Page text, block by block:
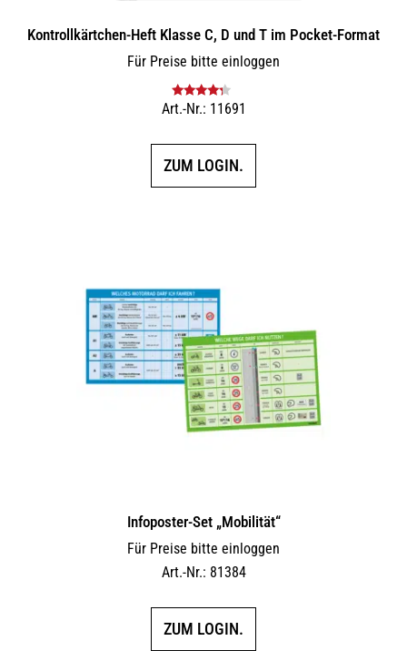
Kontrollkärtchen-Heft Klasse C, D und T im Pocket-Format
Für Preise bitte einloggen
Bewertet
Art.-Nr.: 11691
ZUM LOGIN.
Infoposter-Set „Mobilität“
Für Preise bitte einloggen
Art.-Nr.: 81384
ZUM LOGIN.